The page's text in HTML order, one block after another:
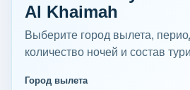
Al Khaimah
Выберите город вылета,
количество ночей и состав
Город вылета